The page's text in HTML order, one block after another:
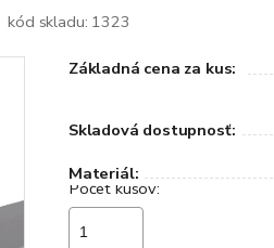
kód skladu: 1323
Základná cena za kus:
Skladová dostupnosť:
Materiál: